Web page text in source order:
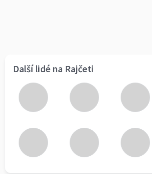
Další lidé na Rajčeti